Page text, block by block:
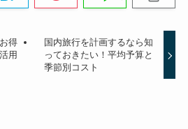
得
用
国内旅行を計画するなら知
っておきたい！平均予算と
季節別コスト